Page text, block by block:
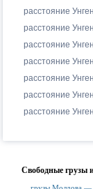
расстояние
расстояние
расстояние
расстояние
расстояние
расстояние
расстояние
Свободные грузы